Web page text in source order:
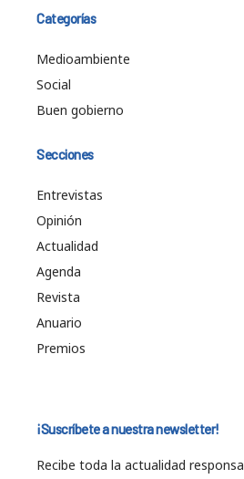
Categorías
Medioambiente
Social
Buen gobierno
Secciones
Entrevistas
Opinión
Actualidad
Agenda
Revista
Anuario
Premios
¡Suscríbete a nuestra newsletter!
Recibe toda la actualidad